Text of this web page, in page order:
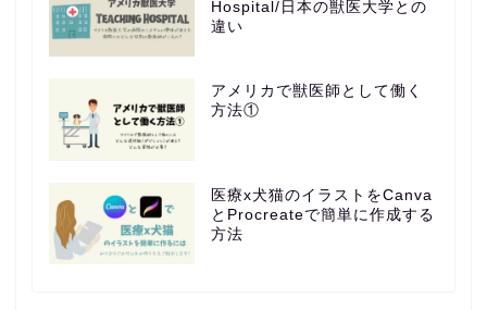
Hospital/日本の獣医大学との
違い
アメリカで獣医師として働く
方法①
医療x犬猫のイラストをCanva
とProcreateで簡単に作成する
方法